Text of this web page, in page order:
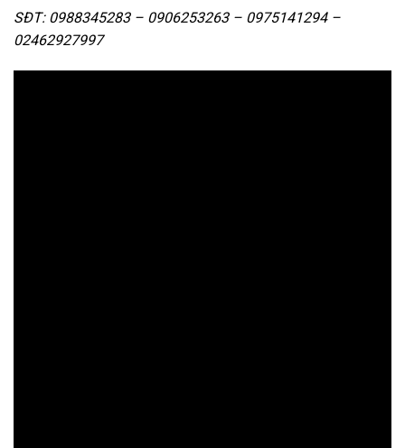
SĐT: 0988345283 – 0906253263 – 0975141294 –
02462927997